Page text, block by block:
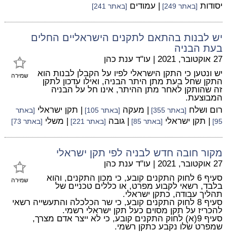
יסודות [באתר 249] | עמודים [באתר 241]
יש לבנות בהתאם לתקנים הישראליים החלים
בעת הבניה
שמירה
27 אוקטובר, 2021 | עו"ד ענת כהן
יש ונטען כי התקן הישראלי לפיו על הקבלן לבנות הוא
התקן שחל בעת מתן היתר הבניה, ואילו עדכון לתקן
זה שהותקן לאחר מתן ההיתר, אינו חל על הבניה
המבוצעת.
רום ושלח [באתר 355] | מעקה [באתר 105] | תקן ישראלי [באתר
95]
| תקן ישראלי [באתר 85] | גובה [באתר 221] | משלי [באתר 73]
מקור חובה חדש לבניה לפי תקן ישראלי
שמירה
27 אוקטובר, 2021 | עו"ד ענת כהן
סעיף 6 לחוק התקנים קובע, כי מכון התקנים, והוא
בלבד, רשאי לקבוע מפרט, או כללים טכניים של
תהליך עבודה, כתקן ישראלי.
סעיף 8 לחוק התקנים קובע, כי שר הכלכלה והתעשייה רשאי
להכריז על תקן מסוים כעל תקן ישראלי רשמי.
סעיף 9(א) לחוק התקנים קובע, כי לא ייצר אדם מצרך,
שמפרט שלו נקבע כתקן רשמי.